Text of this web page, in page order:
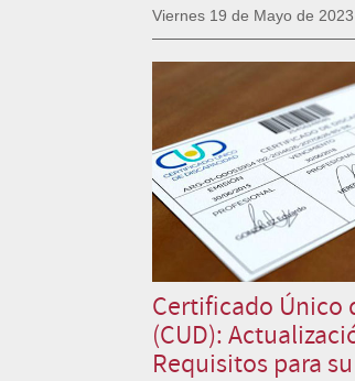
Viernes 19 de Mayo de 2023
Certificado Único
(CUD):
Requisitos para